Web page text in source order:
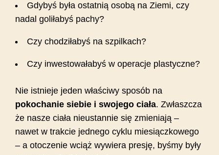
Gdybyś była ostatnią osobą na Ziemi, czy
nadal goliłabyś pachy?
Czy chodziłabyś na szpilkach?
Czy inwestowałabyś w operacje plastyczne?
Nie istnieje jeden właściwy sposób na
pokochanie siebie i swojego ciała. Zwłaszcza
że nasze ciała nieustannie się zmieniają –
nawet w trakcie jednego cyklu miesiączkowego
– a otoczenie wciąż wywiera presję, byśmy były